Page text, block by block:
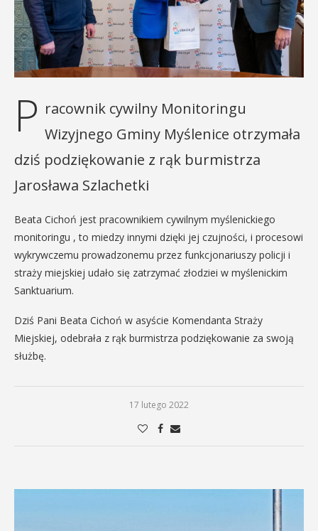
P racownik cywilny Monitoringu
Wizyjnego Gminy Myślenice otrzymała
dziś podziękowanie z rąk burmistrza
Jarosława Szlachetki
Beata Cichoń jest pracownikiem cywilnym myślenickiego
monitoringu , to miedzy innymi dzięki jej czujności, i procesowi
wykrywczemu prowadzonemu przez funkcjonariuszy policji i
straży miejskiej udało się zatrzymać złodziei w myślenickim
Sanktuarium.
Dziś Pani Beata Cichoń w asyście Komendanta Straży
Miejskiej, odebrała z rąk burmistrza podziękowanie za swoją
służbę.
17 lutego 2022